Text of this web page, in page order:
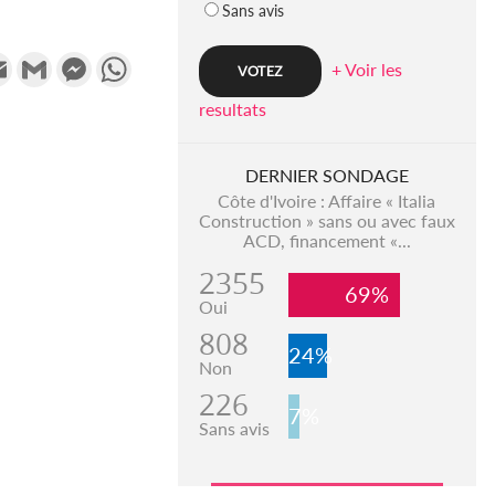
Email Gmail MessengerWhatsApp
Sans avis
+ Voir les
resultats
DERNIER SONDAGE
Côte d'Ivoire : Affaire « Italia
Construction » sans ou avec faux
ACD, financement «...
2355
Oui 69%
808
Non 24%
226
Sans avis 7%